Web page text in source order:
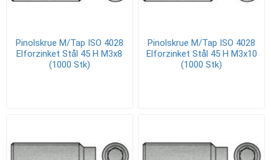
Pinolskrue M/Tap ISO 4028
Elforzinket Stål 45 H M3x8
(1000 Stk)
Pinolskrue M/Tap ISO 4028
Elforzinket Stål 45 H M3x10
(1000 Stk)